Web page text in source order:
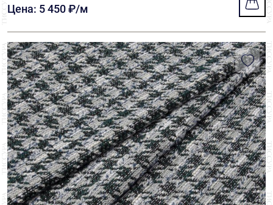
Цена: 5 450 ₽/м